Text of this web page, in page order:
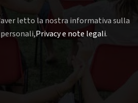
letto la nostra informativa sulla
Privacy e note legali.